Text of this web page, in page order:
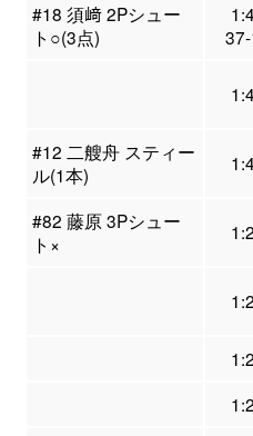
#18 須﨑 2Pシュー
ト○(3点)
#12 二艘舟 スティー
ル(1本)
#82 藤原 3Pシュー
ト×